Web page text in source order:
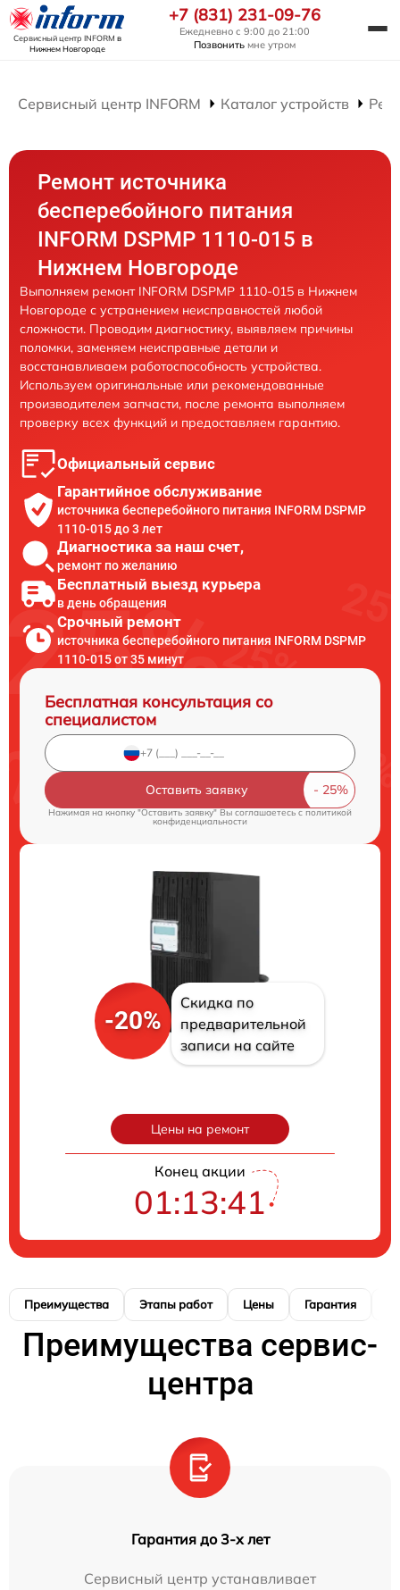
Сервисный центр INFORM в
Нижнем Новгороде
+7 (831) 231-09-76
Ежедневно с 9:00 до 21:00
Позвонить мне утром
Сервисный центр INFORM Каталог устройств
Ремонт источника
бесперебойного питания
INFORM DSPMP 1110-015 в
Нижнем Новгороде
Выполняем ремонт INFORM DSPMP 1110-015 в Нижнем
Новгороде с устранением неисправностей любой
сложности. Проводим диагностику, выявляем причины
поломки, заменяем неисправные детали и
восстанавливаем работоспособность устройства.
Используем оригинальные или рекомендованные
производителем запчасти, после ремонта выполняем
проверку всех функций и предоставляем гарантию.
Официальный сервис
Гарантийное обслуживание
источника бесперебойного питания INFORM DSPMP
1110-015 до 3 лет
Диагностика за наш счет,
ремонт по желанию
Бесплатный выезд курьера
в день обращения
Срочный ремонт
источника бесперебойного питания INFORM DSPMP
1110-015 от 35 минут
Бесплатная консультация со
специалистом
Оставить заявку
Нажимая на кнопку "Оставить заявку" Вы соглашаетесь cполитикой
конфиденциальности
-20%
Скидка по
предварительной
записи на сайте
Цены на ремонт
Конец акции
01:13:40
Преимущества Этапы работ Цены Гарантия
Преимущества сервис-
центра
Гарантия до 3-х лет
Сервисный центр устанавливает